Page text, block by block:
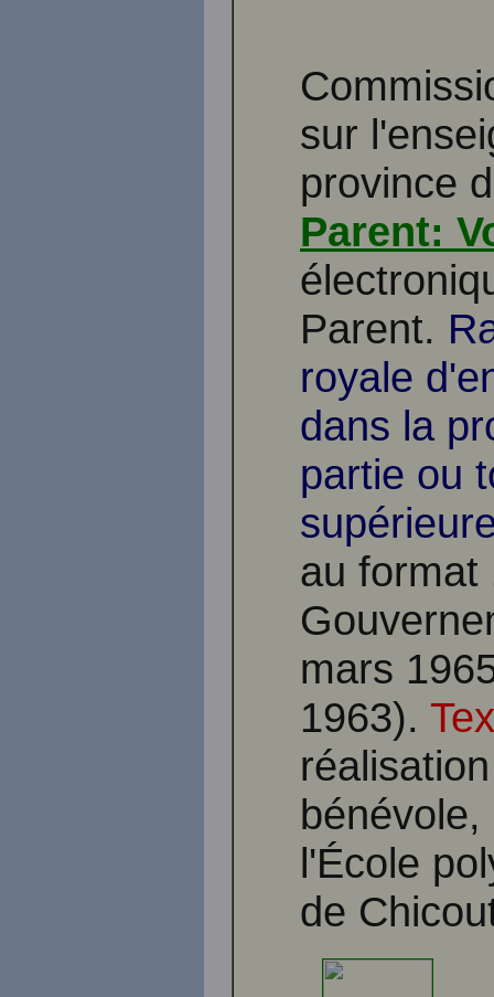
sur
province
Parent:
Parent.
royale
dans la
partie ou
au format
mars
1963).
l'École
de